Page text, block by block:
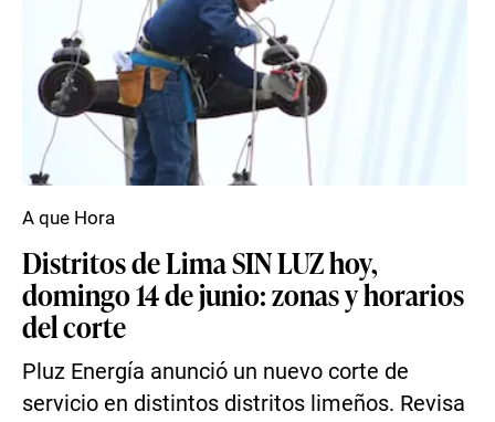
Distritos de Lima SIN LUZ hoy,
domingo 14 de junio: zonas y horarios
del corte
Pluz Energía anunció un nuevo corte de
servicio en distintos distritos limeños. Revisa
A que Hora